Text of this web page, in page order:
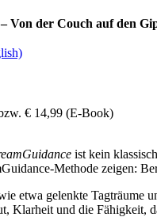
Von der Couch auf den
€ 14,99 (E-Book)
ist kein
Methode zeigen:
etwa gelenkte Tagträume
Klarheit und die Fähigkeit,